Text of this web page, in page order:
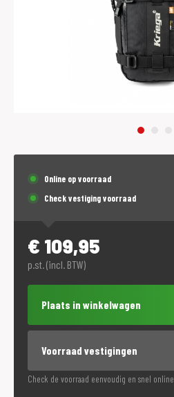
Online op voorraad
Check vestiging voorraad
€ 109,95
p.st. (incl. BTW)
Plaats in winkelwagen
Voorraad vestigingen
Check de voorraad eenvoudig en snel online